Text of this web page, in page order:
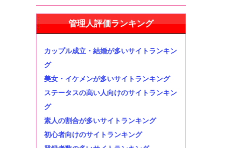
管理人評価ランキング
カップル成立・結婚が多いサイトランキン
グ
美女・イケメンが多いサイトランキング
ステータスの高い人向けのサイトランキン
グ
素人の割合が多いサイトランキング
初心者向けのサイトランキング